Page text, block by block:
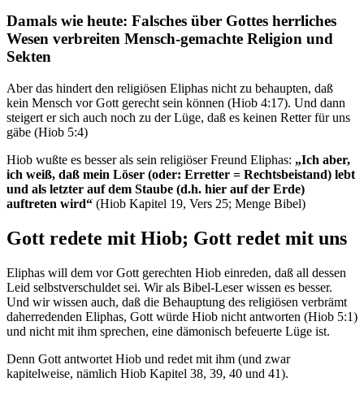
Damals wie heute: Falsches über Gottes herrliches
Wesen verbreiten Mensch-gemachte Religion und
Sekten
Aber das hindert den religiösen Eliphas nicht zu behaupten, daß
kein Mensch vor Gott gerecht sein können (Hiob 4:17). Und dann
steigert er sich auch noch zu der Lüge, daß es keinen Retter für uns
gäbe (Hiob 5:4)
Hiob wußte es besser als sein religiöser Freund Eliphas: „Ich aber,
ich weiß, daß mein Löser (oder: Erretter = Rechtsbeistand) lebt
und als letzter auf dem Staube (d.h. hier auf der Erde)
auftreten wird“ (Hiob Kapitel 19, Vers 25; Menge Bibel)
Gott redete mit Hiob; Gott redet mit uns
Eliphas will dem vor Gott gerechten Hiob einreden, daß all dessen
Leid selbstverschuldet sei. Wir als Bibel-Leser wissen es besser.
Und wir wissen auch, daß die Behauptung des religiösen verbrämt
daherredenden Eliphas, Gott würde Hiob nicht antworten (Hiob 5:1)
und nicht mit ihm sprechen, eine dämonisch befeuerte Lüge ist.
Denn Gott antwortet Hiob und redet mit ihm (und zwar
kapitelweise, nämlich Hiob Kapitel 38, 39, 40 und 41).